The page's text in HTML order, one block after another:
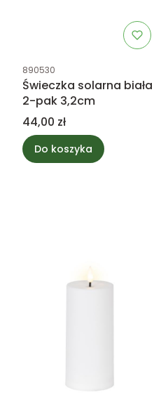
Kod produktu
890530
Świeczka solarna biała
2-pak 3,2cm
Cena
44,00 zł
Do koszyka